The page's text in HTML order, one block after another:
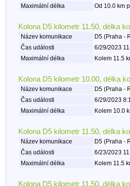
Maximální délka
Od 10.0 km
Kolona D5 kilometr 11.50, délka
Název komunikace
D5 (Praha -
Čas události
6/29/2023
Maximální délka
Kolem 11.5
Kolona D5 kilometr 10.00, délka
Název komunikace
D5 (Praha -
Čas události
6/29/2023
Maximální délka
Kolem 10.0
Kolona D5 kilometr 11.50, délka
Název komunikace
D5 (Praha -
Čas události
6/23/2023
Maximální délka
Kolem 11.5
Kolona D5 kilometr 11.50, délka